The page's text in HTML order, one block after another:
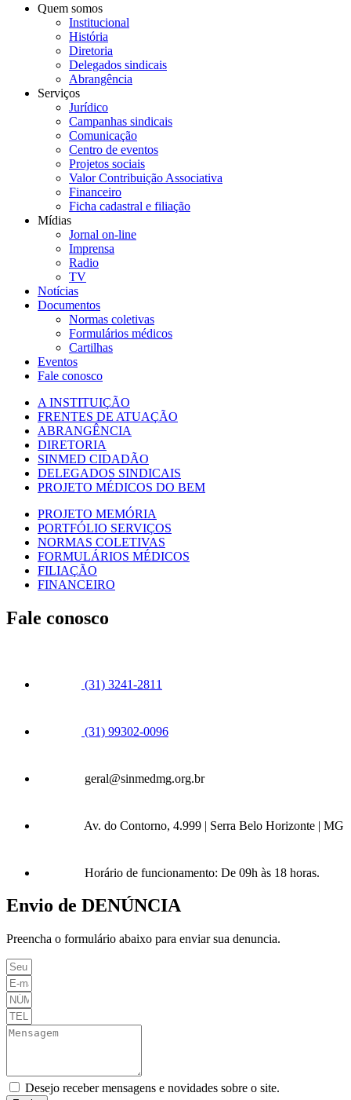
Quem somos
Institucional
História
Diretoria
Delegados sindicais
Abrangência
Serviços
Jurídico
Campanhas sindicais
Comunicação
Centro de eventos
Projetos sociais
Valor Contribuição Associativa
Financeiro
Ficha cadastral e filiação
Mídias
Jornal on-line
Imprensa
Radio
TV
Notícias
Documentos
Normas coletivas
Formulários médicos
Cartilhas
Eventos
Fale conosco
A INSTITUIÇÃO
FRENTES DE ATUAÇÃO
ABRANGÊNCIA
DIRETORIA
SINMED CIDADÃO
DELEGADOS SINDICAIS
PROJETO MÉDICOS DO BEM
PROJETO MEMÓRIA
PORTFÓLIO SERVIÇOS
NORMAS COLETIVAS
FORMULÁRIOS MÉDICOS
FILIAÇÃO
FINANCEIRO
Fale conosco
(31) 3241-2811
(31) 99302-0096
geral@sinmedmg.org.br
Av. do Contorno, 4.999 | Serra Belo Horizonte | MG
Horário de funcionamento: De 09h às 18 horas.
Envio de DENÚNCIA
Preencha o formulário abaixo para enviar sua denuncia.
Desejo receber mensagens e novidades sobre o site.